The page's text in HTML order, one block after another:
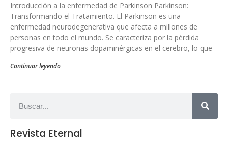
Introducción a la enfermedad de Parkinson Parkinson:
Transformando el Tratamiento. El Parkinson es una
enfermedad neurodegenerativa que afecta a millones de
personas en todo el mundo. Se caracteriza por la pérdida
progresiva de neuronas dopaminérgicas en el cerebro, lo que
Continuar leyendo
Revista Eternal